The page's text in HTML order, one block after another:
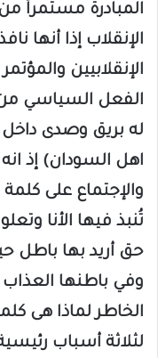
المبادرة مستمراََ
الإنقلاب إذا أنها
الإنقلابيين
الفعل السياسي
له بريق وصدى
اهل السودان) إذ
والإجتماع على
تُنبذ فيها الأنا
حق أريد بها باطل
وفي باطنها
الخاطر لماذا هى
لثلاثة أسباب